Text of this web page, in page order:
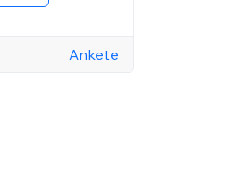
Ankete